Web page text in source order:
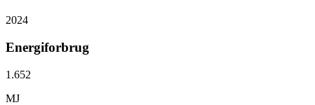
2024
Energiforbrug
1.652
MJ